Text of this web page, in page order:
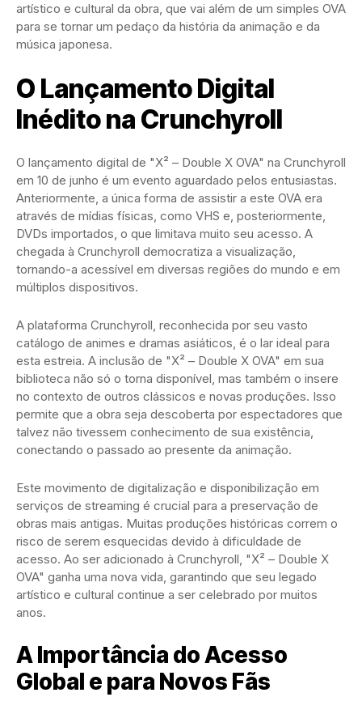
artístico e cultural da obra, que vai além de um simples OVA
para se tornar um pedaço da história da animação e da
música japonesa.
O Lançamento Digital
Inédito na Crunchyroll
O lançamento digital de "X² – Double X OVA" na Crunchyroll
em 10 de junho é um evento aguardado pelos entusiastas.
Anteriormente, a única forma de assistir a este OVA era
através de mídias físicas, como VHS e, posteriormente,
DVDs importados, o que limitava muito seu acesso. A
chegada à Crunchyroll democratiza a visualização,
tornando-a acessível em diversas regiões do mundo e em
múltiplos dispositivos.
A plataforma Crunchyroll, reconhecida por seu vasto
catálogo de animes e dramas asiáticos, é o lar ideal para
esta estreia. A inclusão de "X² – Double X OVA" em sua
biblioteca não só o torna disponível, mas também o insere
no contexto de outros clássicos e novas produções. Isso
permite que a obra seja descoberta por espectadores que
talvez não tivessem conhecimento de sua existência,
conectando o passado ao presente da animação.
Este movimento de digitalização e disponibilização em
serviços de streaming é crucial para a preservação de
obras mais antigas. Muitas produções históricas correm o
risco de serem esquecidas devido à dificuldade de
acesso. Ao ser adicionado à Crunchyroll, "X² – Double X
OVA" ganha uma nova vida, garantindo que seu legado
artístico e cultural continue a ser celebrado por muitos
anos.
A Importância do Acesso
Global e para Novos Fãs